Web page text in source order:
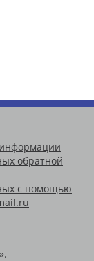
обратной
с помощью